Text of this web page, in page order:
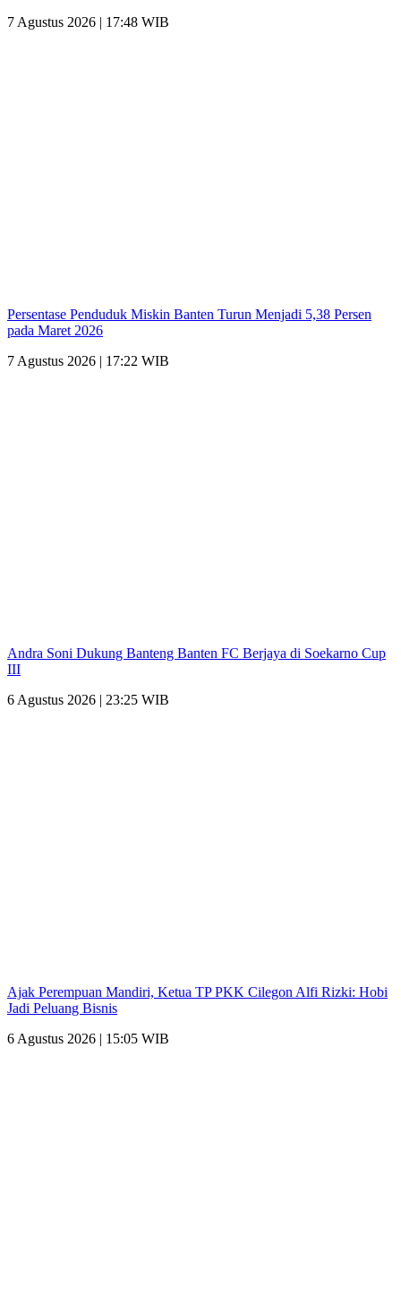
7 Agustus 2026 | 17:48 WIB
Persentase Penduduk Miskin Banten Turun Menjadi 5,38 Persen
pada Maret 2026
7 Agustus 2026 | 17:22 WIB
Andra Soni Dukung Banteng Banten FC Berjaya di Soekarno Cup
III
6 Agustus 2026 | 23:25 WIB
Ajak Perempuan Mandiri, Ketua TP PKK Cilegon Alfi Rizki: Hobi
Jadi Peluang Bisnis
6 Agustus 2026 | 15:05 WIB